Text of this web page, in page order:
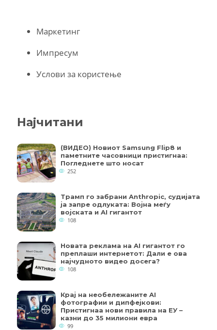
Маркетинг
Импресум
Услови за користење
Најчитани
(ВИДЕО) Новиот Samsung Flip8 и
паметните часовници пристигнаа:
Погледнете што носат
252
Трамп го забрани Anthropic, судијата
ја запре одлуката: Војна меѓу
војската и AI гигантот
108
Новата реклама на AI гигантот го
преплаши интернетот: Дали е ова
најчудното видео досега?
108
Крај на необележаните AI
фотографии и дипфејкови:
Пристигнаа нови правила на ЕУ –
казни до 35 милиони евра
99